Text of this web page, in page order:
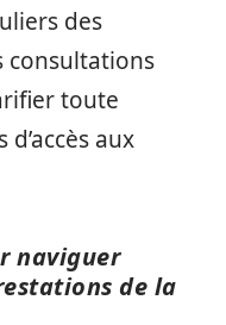
des
consultations
toute
aux
naviguer
de la